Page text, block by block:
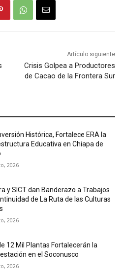
Artículo siguiente
Crisis Golpea a Productores
de Cacao de la Frontera Sur
Histórica, Fortalece ERA la
Educativa en Chiapa de
2026
y SICT dan Banderazo a Trabajos
de La Ruta de las Culturas
2026
12 Mil Plantas Fortalecerán la
en el Soconusco
2026